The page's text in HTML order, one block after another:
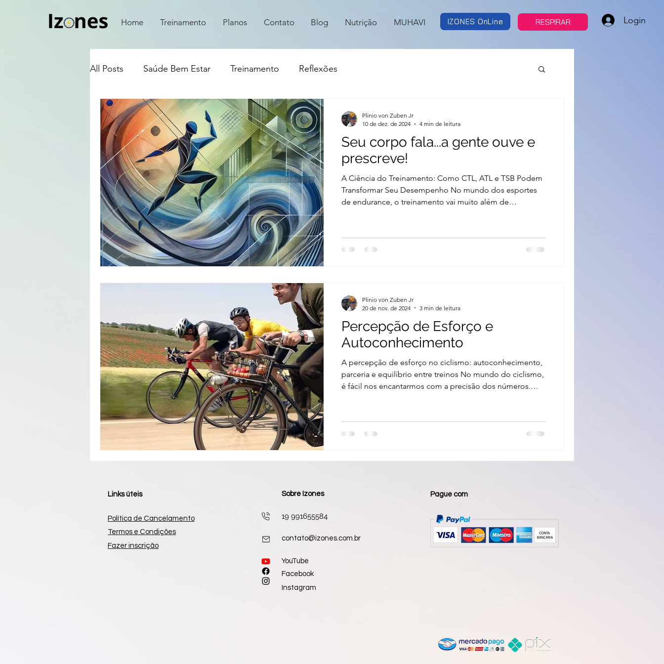
Home Treinamento Planos Contato Blog Nutrição MUHAVI IZONES OnLine RESPIRAR Login
All Posts Saúde Bem Estar Treinamento Reflexões
Seu corpo fala...a gente ouve e
prescreve!
A Ciência do Treinamento: Como CTL, ATL e TSB Podem
Transformar Seu Desempenho No mundo dos esportes
de endurance, o treinamento vai muito além de
equilibrar esforço e recuperação de forma precisa. É aqui
que entram em cena três métricas que estão
Plinio von Zuben Jr
10 de dez. de 2024
4 min de leitura
Percepção de Esforço e
Autoconhecimento
A percepção de esforço no ciclismo: autoconhecimento,
parceria e equilíbrio entre treinos No mundo do ciclismo,
é fácil nos encantarmos com a precisão dos números.
a progressão. No entanto, antes de mergulhar nos treinos
baseados nesses parâmetros, há algo mais fundamental
Plinio von Zuben Jr
20 de nov. de 2024
3 min de leitura
Links úteis
Política de Cancelamento
Termos e Condições
Fazer inscrição
Sobre Izones
19 991655584
contato@izones.com.br
​YouTube
Facebook
Instagram
Pague com